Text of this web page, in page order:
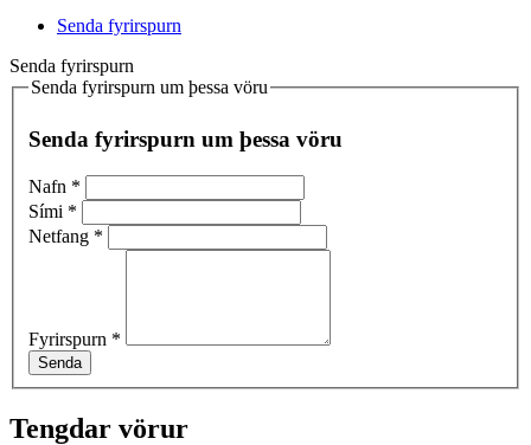
Senda fyrirspurn
Senda fyrirspurn
Senda fyrirspurn um þessa vöru
Senda fyrirspurn um þessa vöru
Nafn *
Sími *
Netfang *
Fyrirspurn *
Senda
Tengdar vörur